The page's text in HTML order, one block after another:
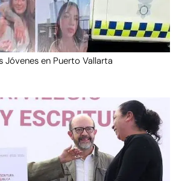
Jóvenes en Puerto Vallarta